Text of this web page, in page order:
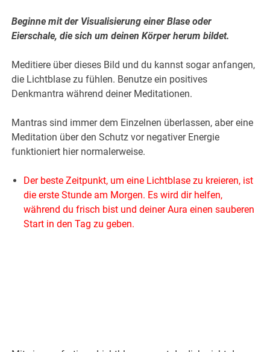
Beginne mit der Visualisierung einer Blase oder
Eierschale, die sich um deinen Körper herum bildet.
Meditiere über dieses Bild und du kannst sogar anfangen,
die Lichtblase zu fühlen. Benutze ein positives
Denkmantra während deiner Meditationen.
Mantras sind immer dem Einzelnen überlassen, aber eine
Meditation über den Schutz vor negativer Energie
funktioniert hier normalerweise.
Der beste Zeitpunkt, um eine Lichtblase zu kreieren, ist
die erste Stunde am Morgen. Es wird dir helfen,
während du frisch bist und deiner Aura einen sauberen
Start in den Tag zu geben.